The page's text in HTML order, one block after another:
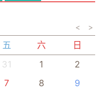
< >
五 六
日
31 1
2
7 8
9